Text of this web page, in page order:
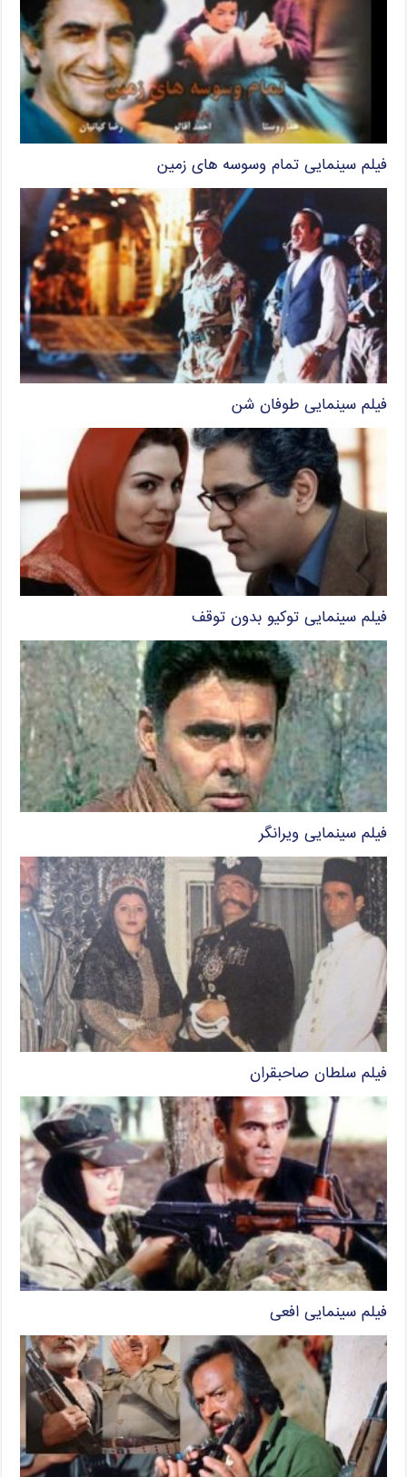
فیلم سینمایی تمام وسوسه های زمین
فیلم سینمایی طوفان شن
فیلم سینمایی توکیو بدون توقف
فیلم سینمایی ویرانگر
فیلم سلطان صاحبقران
فیلم سینمایی افعی